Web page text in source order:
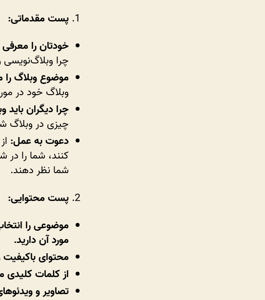
پست مقدماتی:
خودتان را
چرا وبلاگ‌نویسی
موضوع وبلاگ را
وبلاگ خود در
چرا دیگران باید
چیزی در وبلاگ
دعوت به عمل:
کنند، شما را
شما نظر دهند.
پست محتوایی:
موضوعی را
مورد آن دارید.
محتوای باکیفیت
از کلمات کلیدی
تصاویر و